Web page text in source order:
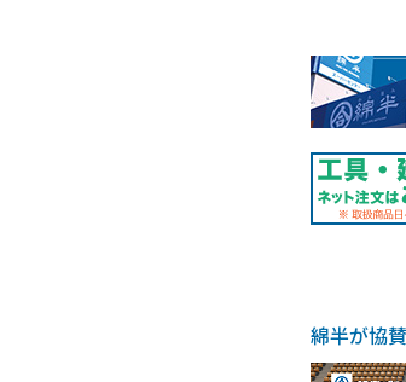
綿半が協